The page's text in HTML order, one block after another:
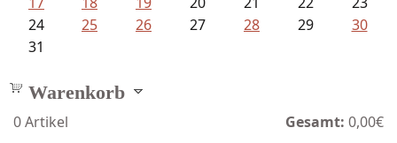
24
25 26 27 28 29
30
31
Warenkorb
0Artikel Gesamt: 0,00€